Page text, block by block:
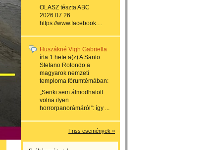
OLASZ tészta ABC
2026.07.26.
https://www.facebook....
Huszákné Vigh Gabriella
írta 1 hete a(z)A Santo
Stefano Rotondo a
magyarok nemzeti
temploma fórumtémában:
„Senki sem álmodhatott
volna ilyen
horrorpanorámáról”: így ...
Friss események »